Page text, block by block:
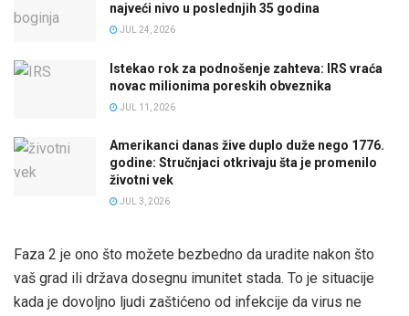
najveći nivo u poslednjih 35 godina
JUL 24, 2026
Istekao rok za podnošenje zahteva: IRS vraća
novac milionima poreskih obveznika
JUL 11, 2026
Amerikanci danas žive duplo duže nego 1776.
godine: Stručnjaci otkrivaju šta je promenilo
životni vek
JUL 3, 2026
Faza 2 je ono što možete bezbedno da uradite nakon što
vaš grad ili država dosegnu imunitet stada. To je situacije
kada je dovoljno ljudi zaštićeno od infekcije da virus ne